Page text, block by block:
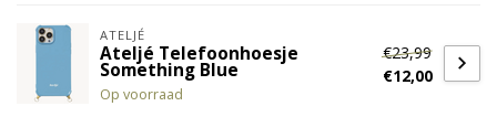
ATELJÉ
Ateljé Telefoonhoesje
Something Blue
Op voorraad
€23,99
€12,00